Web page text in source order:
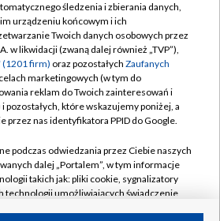
TVP
Cyfrowa
Regulamin TVP
prywatności
Moje zgody
Pomoc
Kontakt
Kanały
śledzenia i zbierania danych,
urządzeniu końcowym i ich
Twoich danych osobowych przez
w likwidacji (zwaną dalej również „TVP”),
(1201 firm) oraz pozostałych Zaufanych
marketingowych (w tym do
reklam do Twoich zainteresowań i
pozostałych, które wskazujemy poniżej, a
przez nas identyfikatora PPID do Google.
podczas odwiedzania przez Ciebie naszych
dalej „Portalem”, w tym informacje
takich jak: pliki cookie, sygnalizatory
technologii umożliwiających świadczenie